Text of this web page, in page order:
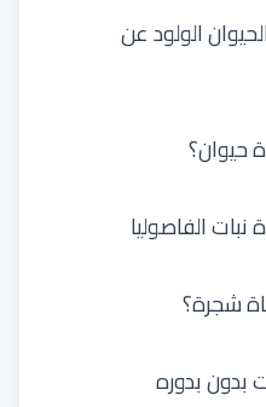
الحيوان الولود عن
حيوان؟
الفاصوليا
شجرة؟
بدون بدوره